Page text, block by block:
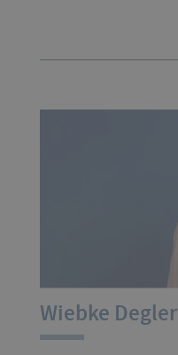
Wiebke Degler